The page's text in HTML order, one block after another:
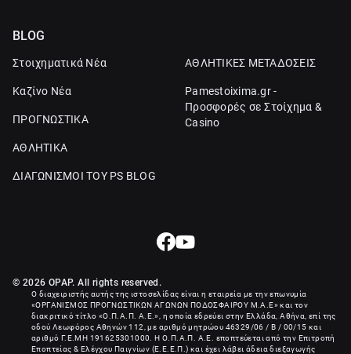
BLOG
Στοιχηματικά Νέα
Καζίνο Νέα
ΠΡΟΓΝΩΣΤΙΚΑ
ΑΘΛΗΤΙΚΑ
ΔΙΑΓΩΝΙΣΜΟΙ ΤΟΥ PS BLOG
ΑΘΛΗΤΙΚΕΣ ΜΕΤΑΔΟΣΕΙΣ
Pamestoixima.gr -
Προσφορές σε Στοίχημα &
Casino
© 2026 OPAP. All rights reserved.
Ο διαχειριστής αυτής της ιστοσελίδας είναι η εταιρεία με την επωνυμία
«ΟΡΓΑΝΙΣΜΟΣ ΠΡΟΓΝΩΣΤΙΚΩΝ ΑΓΩΝΩΝ ΠΟΔΟΣΦΑΙΡΟΥ Μ.Α.Ε» και τον
διακριτικό τίτλο «Ο.Π.Α.Π. Α.Ε.», η οποία εδρεύει στην Ελλάδα, Αθήνα, επί της
οδού Λεωφόρος Αθηνών 112, με αριθμό μητρώου 46329/06 / B / 00/15 και
αριθμό Γ.Ε.ΜΗ 191625301000
. Η Ο.Π.Α.Π. Α.Ε. εποπτεύεται από την Επιτροπή
Εποπτείας & Ελέγχου Παιγνίων (Ε.Ε.Ε.Π.) και έχει λάβει άδεια διεξαγωγής